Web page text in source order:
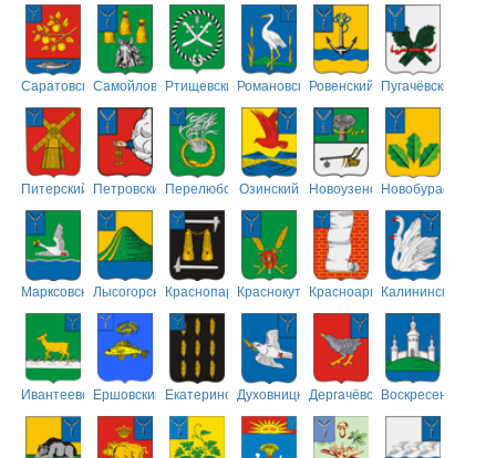
СаратовскийСамойловскийРтищевскийРомановскийРовенский Пугачёвский
Питерский ПетровскийПерелюбскийОзинский НовоузенскийНовобурасский
МарксовскийЛысогорскийКраснопартизанский
КраснокутскийКрасноармейский
Калининский
ИвантеевскийЕршовский ЕкатериновскийДуховницкийДергачёвскийВоскресенский